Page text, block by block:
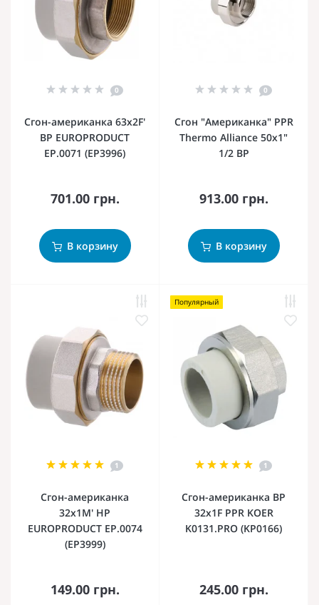
0
Сгон-американка 63x2F'
ВР EUROPRODUCT
EP.0071 (EP3996)
701.00 грн.
В корзину
0
Сгон "Американка" PPR
Thermo Alliance 50х1"
1/2 ВР
913.00 грн.
В корзину
1
Сгон-американка
32x1M' НР
EUROPRODUCT EP.0074
(EP3999)
149.00 грн.
Популярный
1
Сгон-американка ВР
32x1F PPR KOER
K0131.PRO (KP0166)
245.00 грн.